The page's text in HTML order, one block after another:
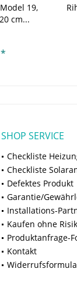
19,
cm...
SHOP SERVICE
Checkliste
Checkliste
Defektes Produkt
Garantie/
Installations-
Kaufen ohne
Produktanfrage-
Kontakt